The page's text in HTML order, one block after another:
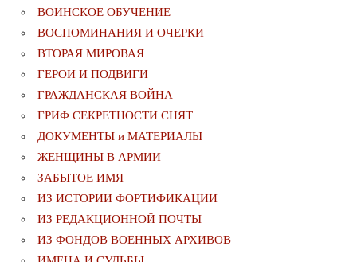
ВОИНСКОЕ ОБУЧЕНИЕ
ВОСПОМИНАНИЯ И ОЧЕРКИ
ВТОРАЯ МИРОВАЯ
ГЕРОИ И ПОДВИГИ
ГРАЖДАНСКАЯ ВОЙНА
ГРИФ СЕКРЕТНОСТИ СНЯТ
ДОКУМЕНТЫ и МАТЕРИАЛЫ
ЖЕНЩИНЫ В АРМИИ
ЗАБЫТОЕ ИМЯ
ИЗ ИСТОРИИ ФОРТИФИКАЦИИ
ИЗ РЕДАКЦИОННОЙ ПОЧТЫ
ИЗ ФОНДОВ ВОЕННЫХ АРХИВОВ